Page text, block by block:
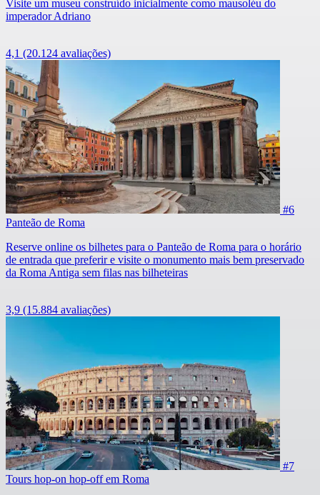
Visite um museu construído inicialmente como mausoléu do
imperador Adriano
4,1 (20.124 avaliações)
#6
Panteão de Roma
Reserve online os bilhetes para o Panteão de Roma para o horário
de entrada que preferir e visite o monumento mais bem preservado
da Roma Antiga sem filas nas bilheteiras
3,9 (15.884 avaliações)
#7
Tours hop-on hop-off em Roma